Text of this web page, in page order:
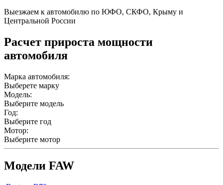
Выезжаем к автомобилю по ЮФО, СКФО, Крыму и
Центральной России
Расчет прироста мощности
автомобиля
Марка автомобиля:
Выберете марку
Модель:
Выберите модель
Год:
Выберите год
Мотор:
Выберите мотор
Модели FAW